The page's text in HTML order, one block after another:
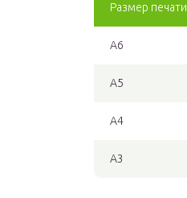
Размер печати
А6
А5
А4
А3